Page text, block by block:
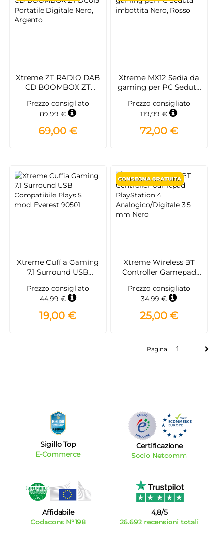
Xtreme ZT RADIO DAB
CD BOOMBOX ZT
Nero, Argento
Prezzo consigliato
89,99 €
69,00 €
Xtreme MX12 Sedia da
gaming per PC Seduta
Prezzo consigliato
119,99 €
72,00 €
Xtreme Cuffia Gaming
7.1 Surround USB
mod. Everest 90501
Prezzo consigliato
44,99 €
19,00 €
Xtreme Wireless BT
Controller Gamepad
Analogico/Digitale 3,5
mm Nero
Prezzo consigliato
34,99 €
25,00 €
Pagina
Pagina
Sigillo Top
E-Commerce
Certificazione
Socio Netcomm
Affidabile
Codacons N°198
4,8/5
26.692 recensioni totali